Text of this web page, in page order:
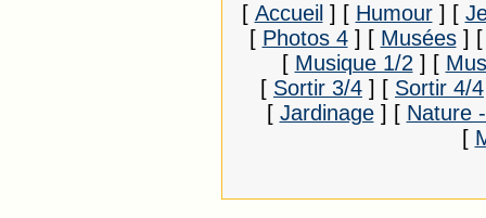
[ Accueil ] [ Humour] [
[ Photos 4] [ Musées]
[ Musique 1/2 ] [
[ Sortir 3/4 ] [ Sortir 4/4
[ Jardinage] [ Nature
[